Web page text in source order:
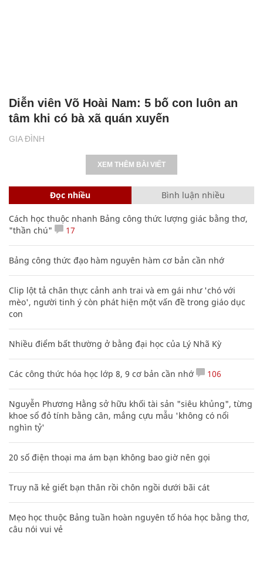
GIA ĐÌNH
Diễn viên Võ Hoài Nam: 5 bố con luôn an
tâm khi có bà xã quán xuyến
XEM THÊM BÀI VIẾT
Đọc nhiều Bình luận nhiều
Cách học thuộc nhanh Bảng công thức lượng giác bằng thơ,
"thần chú"
17
Bảng công thức đạo hàm nguyên hàm cơ bản cần nhớ
Clip lột tả chân thực cảnh anh trai và em gái như 'chó với
mèo', người tinh ý còn phát hiện một vấn đề trong giáo dục
con
Nhiều điểm bất thường ở bằng đại học của Lý Nhã Kỳ
Các công thức hóa học lớp 8, 9 cơ bản cần nhớ 106
Nguyễn Phương Hằng sở hữu khối tài sản "siêu khủng", từng
khoe sổ đỏ tính bằng cân, mắng cựu mẫu 'không có nổi
nghìn tỷ'
20 số điện thoại ma ám bạn không bao giờ nên gọi
Truy nã kẻ giết bạn thân rồi chôn ngồi dưới bãi cát
Mẹo học thuộc Bảng tuần hoàn nguyên tố hóa học bằng thơ,
câu nói vui vẻ